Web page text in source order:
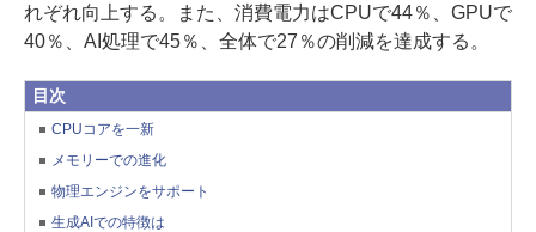
れぞれ向上する。また、消費電力はCPUで44％、GPUで
40％、AI処理で45％、全体で27％の削減を達成する。
目次
CPUコアを一新
メモリーでの進化
物理エンジンをサポート
生成AIでの特徴は